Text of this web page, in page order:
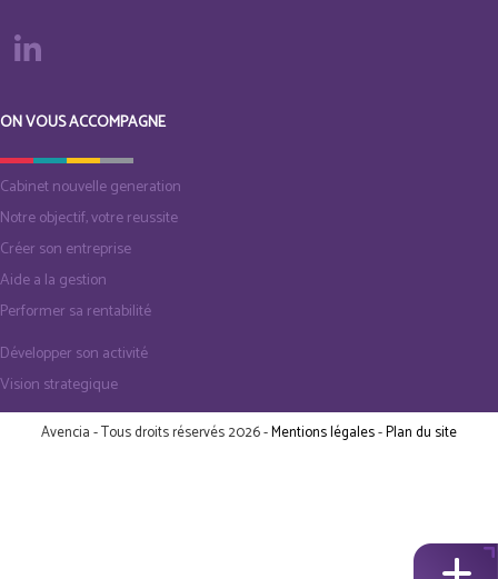
ON VOUS ACCOMPAGNE
Cabinet nouvelle generation
Notre objectif, votre reussite
Créer son entreprise
Aide a la gestion
Performer sa rentabilité
Développer son activité
Vision strategique
Avencia - Tous droits réservés 2026 -Mentions légales-Plan du site